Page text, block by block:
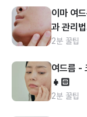
이마 여
과 관리
2분 꿀팁
여드름 -
👧🏻
2분 꿀팁